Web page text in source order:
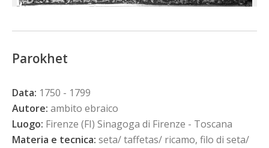
Parokhet
Data: 1750 - 1799
Autore: ambito ebraico
Luogo: Firenze (FI) Sinagoga di Firenze - Toscana
Materia e tecnica: seta/ taffetas/ ricamo, filo di seta/